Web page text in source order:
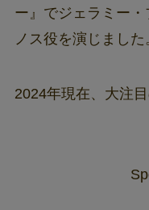
ー』でジェラミー
ノス役を演じました
2024年現在、大注